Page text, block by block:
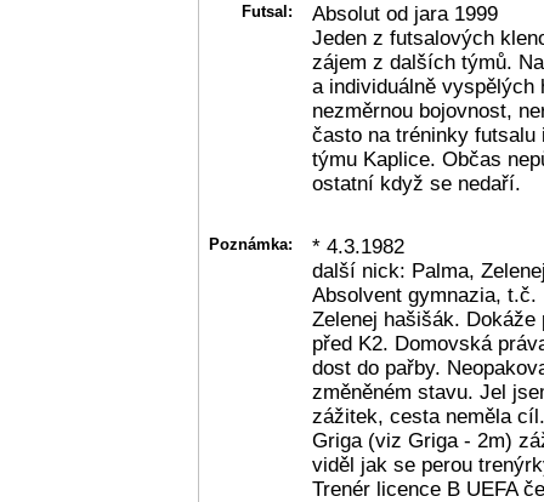
Futsal:
Absolut od jara 1999
Jeden z futsalových
zájem z dalších týmů.
a individuálně vyspělých
nezměrnou bojovnost,
často na tréninky
týmu Kaplice. Občas
ostatní když se nedaří.
Poznámka:
* 4.3.1982
další nick: Palma,
Absolvent gymnazia,
Zelenej hašišák.
před K2. Domovská
dost do pařby.
změněném stavu. Jel
zážitek, cesta neměla
Griga (viz Griga - 2m)
viděl jak se perou
Trenér licence B UEFA